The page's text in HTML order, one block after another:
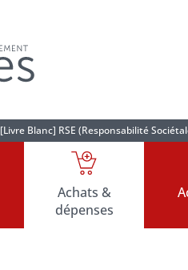
[Livre Blanc] RSE (Responsabilité
Achats &
dépenses